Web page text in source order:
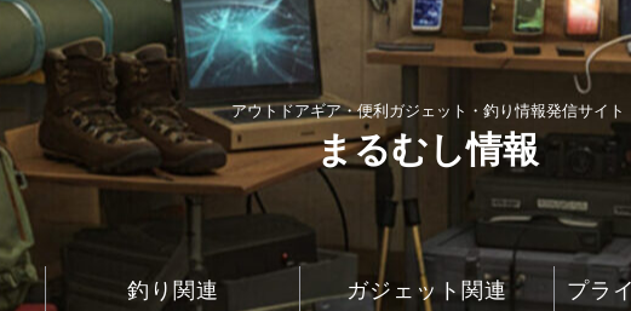
アウトドアギア・便利ガジェット・釣り情報発信サイト
まるむし情報
釣り関連 ガジェット関連 プラ